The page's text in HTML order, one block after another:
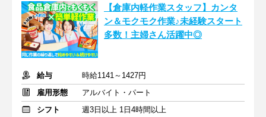
【倉庫内軽作業スタッフ】カンタ
ン＆モクモク作業♪未経験スタート
多数！主婦さん活躍中◎
給与
時給1141～1427円
雇用形態
アルバイト・パート
シフト
週3日以上 1日4時間以上